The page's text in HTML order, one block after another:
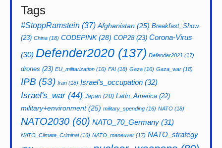
Tags
#StoppRamstein (37) Afghanistan (25) Breakfast_Show
(23) China (18) CODEPINK(28) COP28(23) Corona-Virus
(30) Defender2020 (137) Defender2021 (17)
drones (23) EU_militarization (16) FAI (18) Gaza (16) Gaza_war (18)
IPB (53) Iran (18) Israel's_occupation (32)
Israel's_war(44) Japan (20) Latin_America (22)
military+environment(25) military_spending (16) NATO (18)
NATO2030 (60) NATO_70_Germany (31)
NATO_Climate_Criminal(16) NATO_maneuver (17) NATO_strategy